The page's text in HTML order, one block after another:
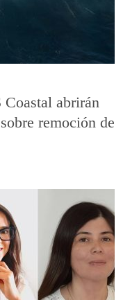
abrirán
remoción de